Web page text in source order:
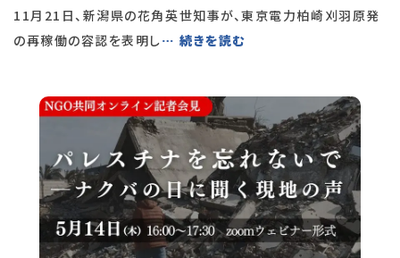
11月21日、新潟県の花角英世知事が、東京電力柏崎刈羽原発
の再稼働の容認を表明し… 続きを読む